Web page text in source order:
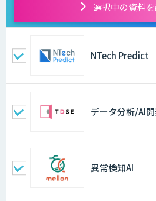
選択中の資料
NTech Predict
データ分析/AI
異常検知AI